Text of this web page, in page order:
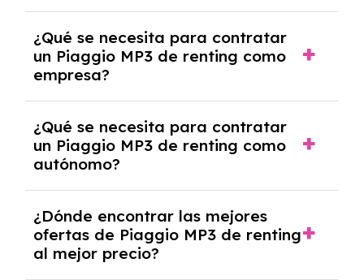
experto que te asesore.
y, en algunos casos, una consulta de solvencia
crediticia y un pago inicial.
¿Qué se necesita para contratar
un Piaggio MP3 de renting como
empresa?
documentación financiera y, en algunos
casos, un informe de solvencia de la empresa
y un pago inicial.
¿Qué se necesita para contratar
un Piaggio MP3 de renting como
autónomo?
autónomos, justificante de ingresos y, en
algunos casos, un informe fiscal y un pago
inicial.
¿Dónde encontrar las mejores
ofertas de Piaggio MP3 de renting
al mejor precio?